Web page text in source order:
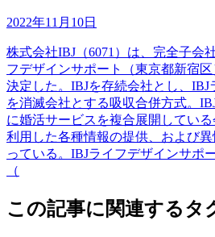
2022年11月10日
株式会社IBJ（6071）は、完全子会
フデザインサポート（東京都新宿
決定した。IBJを存続会社とし、IBJ
を消滅会社とする吸収合併方式。
に婚活サービスを複合展開してい
利用した各種情報の提供、および
っている。IBJライフデザインサポ
（
この記事に関連するタ